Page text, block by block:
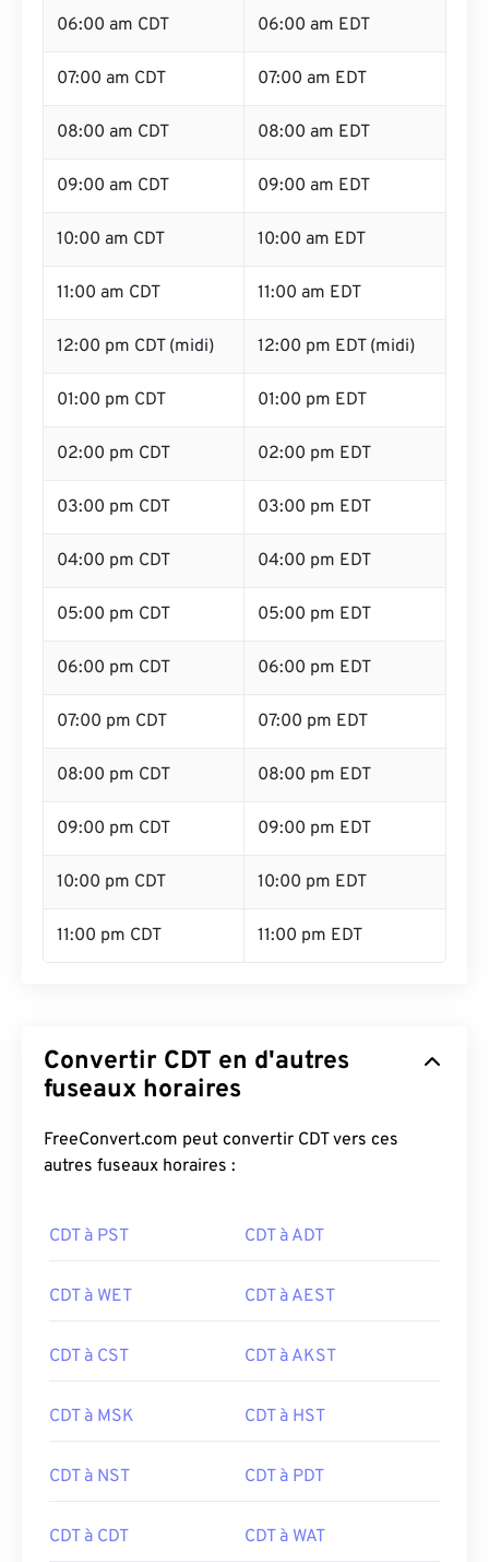
06:00 am CDT 06:00 am EDT
07:00 am CDT 07:00 am EDT
08:00 am CDT 08:00 am EDT
09:00 am CDT 09:00 am EDT
10:00 am CDT 10:00 am EDT
11:00 am CDT 11:00 am EDT
12:00 pm CDT (midi) 12:00 pm EDT (midi)
01:00 pm CDT 01:00 pm EDT
02:00 pm CDT 02:00 pm EDT
03:00 pm CDT 03:00 pm EDT
04:00 pm CDT 04:00 pm EDT
05:00 pm CDT 05:00 pm EDT
06:00 pm CDT 06:00 pm EDT
07:00 pm CDT 07:00 pm EDT
08:00 pm CDT 08:00 pm EDT
09:00 pm CDT 09:00 pm EDT
10:00 pm CDT 10:00 pm EDT
11:00 pm CDT 11:00 pm EDT
Convertir CDT en d'autres
fuseaux horaires
FreeConvert.com peut convertir CDT vers ces
autres fuseaux horaires :
CDT à PST CDT à ADT
CDT à WET CDT à AEST
CDT à CST CDT à AKST
CDT à MSK CDT à HST
CDT à NST CDT à PDT
CDT à CDT CDT à WAT